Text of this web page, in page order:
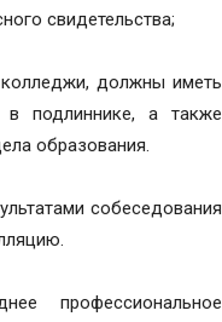
свидетельства;
должны иметь
подлиннике, а также
образования.
собеседования
профессиональное